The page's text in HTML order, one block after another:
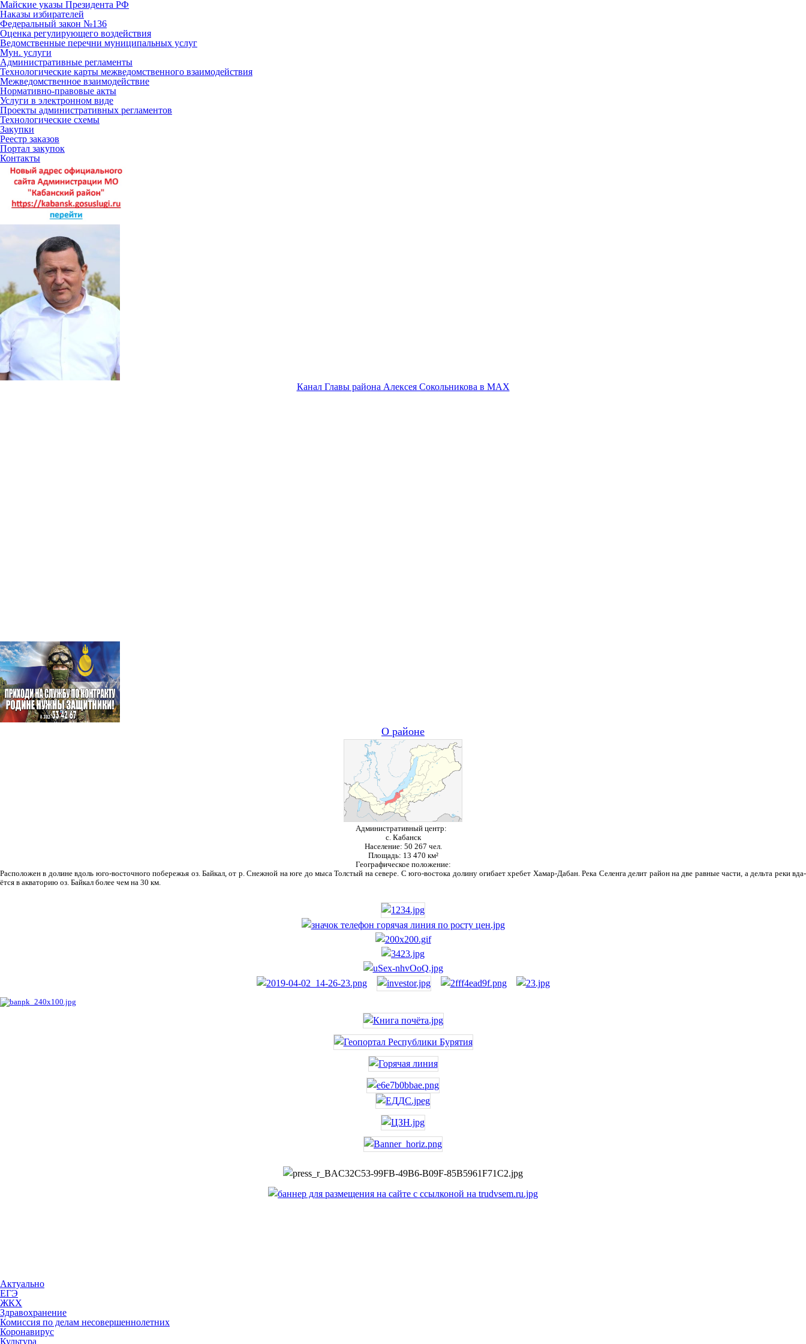
Майские указы Президента РФ
Наказы избирателей
Федеральный закон №136
Оценка регулирующего воздействия
Ведомственные перечни муниципальных услуг
Мун. услуги
Административные регламенты
Технологические карты межведомственного взаимодействия
Межведомственное взаимодействие
Нормативно-правовые акты
Услуги в электронном виде
Проекты административных регламентов
Технологические схемы
Закупки
Реестр заказов
Портал закупок
Контакты
Канал Главы района Алексея Сокольникова в MAX
О районе
Административный центр:
с. Кабанск
Население: 50 267 чел.
Площадь: 13 470 км²
Географическое положение:
Рас­положен в долине вдоль юго-восточного побережья оз. Байкал, от р. Снежной на юге до мыса Толстый на севере. С юго-востока долину огибает хребет Хамар-Дабан. Река Селенга делит район на две равные части, а дельта реки вда­
ётся в акваторию оз. Байкал более чем на 30 км.
Актуально
ЕГЭ
ЖКХ
Здравохранение
Комиссия по делам несовершеннолетних
Коронавирус
Культура